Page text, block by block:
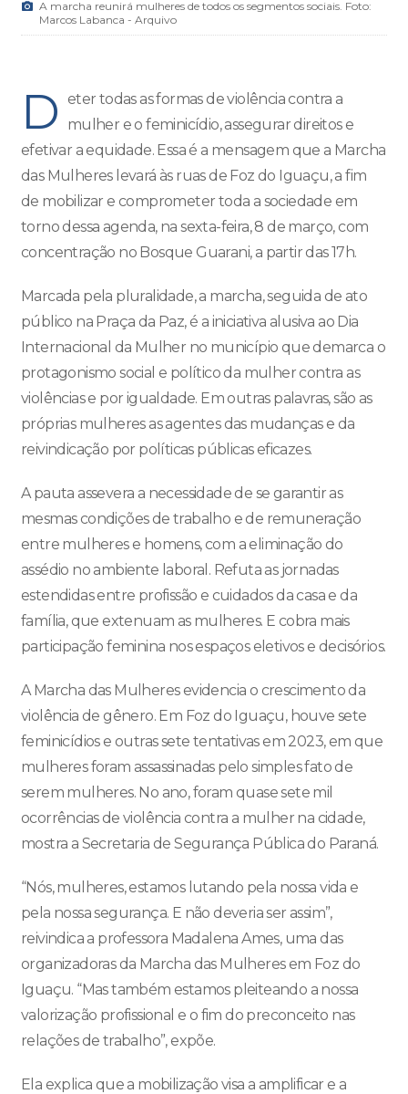
A marcha reunirá mulheres de todos os segmentos sociais. Foto:
Marcos Labanca - Arquivo
D
eter todas as formas de violência contra a
mulher e o feminicídio, assegurar direitos e
efetivar a equidade. Essa é a mensagem que a Marcha
das Mulheres levará às ruas de Foz do Iguaçu, a fim
de mobilizar e comprometer toda a sociedade em
torno dessa agenda, na sexta-feira, 8 de março, com
concentração no Bosque Guarani, a partir das 17h.
Marcada pela pluralidade, a marcha, seguida de ato
público na Praça da Paz, é a iniciativa alusiva ao Dia
Internacional da Mulher no município que demarca o
protagonismo social e político da mulher contra as
violências e por igualdade. Em outras palavras, são as
próprias mulheres as agentes das mudanças e da
reivindicação por políticas públicas eficazes.
A pauta assevera a necessidade de se garantir as
mesmas condições de trabalho e de remuneração
entre mulheres e homens, com a eliminação do
assédio no ambiente laboral. Refuta as jornadas
estendidas entre profissão e cuidados da casa e da
família, que extenuam as mulheres. E cobra mais
participação feminina nos espaços eletivos e decisórios.
A Marcha das Mulheres evidencia o crescimento da
violência de gênero. Em Foz do Iguaçu, houve sete
feminicídios e outras sete tentativas em 2023, em que
mulheres foram assassinadas pelo simples fato de
serem mulheres. No ano, foram quase sete mil
ocorrências de violência contra a mulher na cidade,
mostra a Secretaria de Segurança Pública do Paraná.
“Nós, mulheres, estamos lutando pela nossa vida e
pela nossa segurança. E não deveria ser assim”,
reivindica a professora Madalena Ames, uma das
organizadoras da Marcha das Mulheres em Foz do
Iguaçu. “Mas também estamos pleiteando a nossa
valorização profissional e o fim do preconceito nas
relações de trabalho”, expõe.
Ela explica que a mobilização visa a amplificar e a